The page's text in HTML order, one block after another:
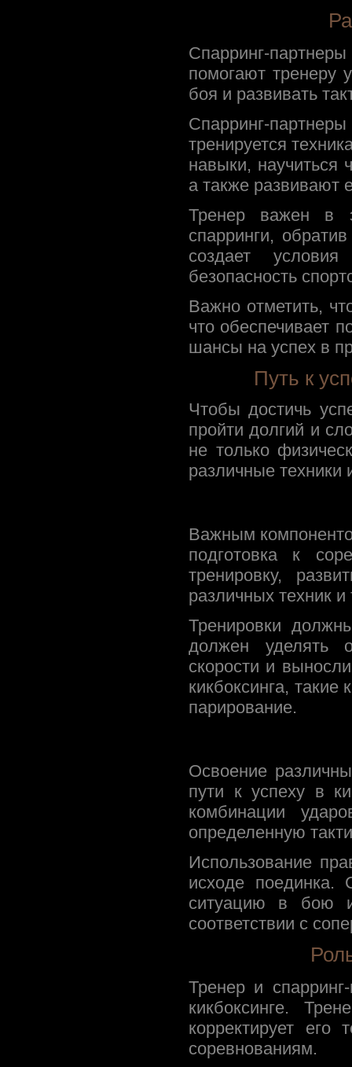
Спарринг-
помогают тренеру
боя и развивать
Спарринг-
тренируется
навыки, научиться
а также развивают
Тренер важен в
спарринги,
создает
безопасность
Важно отметить,
что обеспечивает
шансы на успех в
Путь к
Чтобы достичь
пройти долгий и
не только
различные техники
Важным
подготовка к
тренировку,
различных техник и
Тренировки
должен уделять
скорости и
кикбоксинга,
парирование.
Освоение
пути к успеху в
комбинации
определенную
Использование
исходе поединка.
ситуацию в бою
соответствии с
Тренер и
кикбоксинге.
корректирует его
соревнованиям.